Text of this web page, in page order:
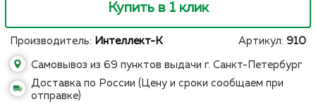
Купить в 1 клик
Производитель: Интеллект-К Артикул: 910
Самовывоз из 69 пунктов выдачи г. Санкт-Петербург
Доставка по России (Цену и сроки сообщаем при
отправке)